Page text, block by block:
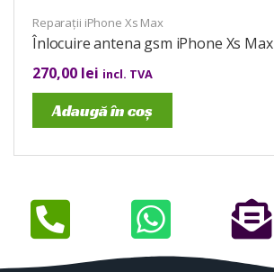
Reparații iPhone Xs Max
Înlocuire antena gsm iPhone Xs Max
270,00 lei incl. TVA
Adaugă în coș